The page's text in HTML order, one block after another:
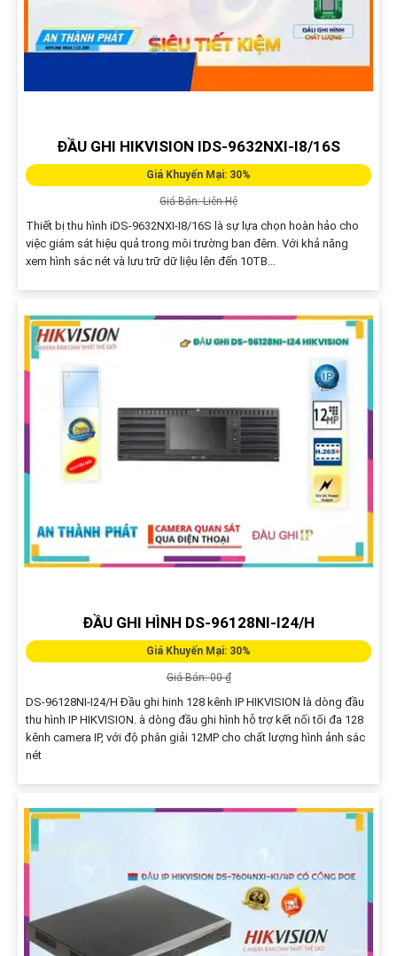
ĐẦU GHI HIKVISION IDS-9632NXI-I8/16S
Giá Khuyến Mại: 30%
Giá Bán: Liên Hệ
Thiết bị thu hình iDS-9632NXI-I8/16S là sự lựa chọn hoàn hảo cho
việc giám sát hiệu quả trong môi trường ban đêm. Với khả năng
xem hình sắc nét và lưu trữ dữ liệu lên đến 10TB...
ĐẦU GHI HÌNH DS-96128NI-I24/H
Giá Khuyến Mại: 30%
Giá Bán: 00 ₫
DS-96128NI-I24/H Đầu ghi hinh 128 kênh IP HIKVISION là dòng đầu
thu hình IP HIKVISION. à dòng đầu ghi hình hỗ trợ kết nối tối đa 128
kênh camera IP, với độ phân giải 12MP cho chất lượng hình ảnh sắc
nét